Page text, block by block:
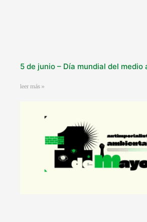
5 de junio – Día mundial del medio
leer más »